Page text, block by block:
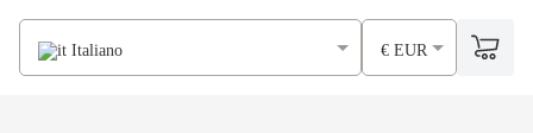
Italiano € EUR